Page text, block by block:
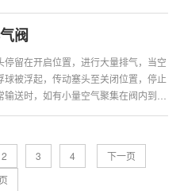
阀
停留在开启位置，进行大量排气，当空
被浮起，传动塞头至关闭位置，停止
送时，如有小量空气聚集在阀内到相
2 3 4
下一页